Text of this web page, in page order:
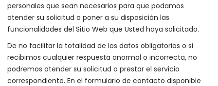
personales que sean necesarios para que podamos
atender su solicitud o poner a su disposición las
funcionalidades del Sitio Web que Usted haya solicitado.
De no facilitar la totalidad de los datos obligatorios o si
recibimos cualquier respuesta anormal o incorrecta, no
podremos atender su solicitud o prestar el servicio
correspondiente. En el formulario de contacto disponible